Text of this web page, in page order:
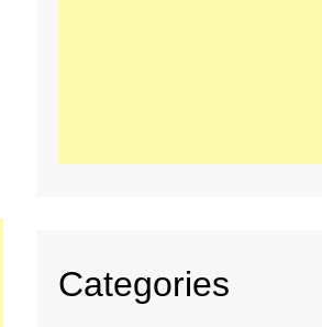
Categories